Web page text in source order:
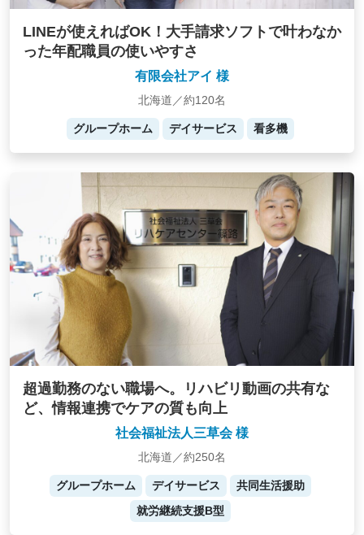
LINEが使えればOK！大手請求ソフトで叶わなか
った年配職員の使いやすさ
有限会社アイ 様
北海道／約120名
グループホーム デイサービス 看多機
超過勤務のない職場へ。リハビリ動画の共有な
ど、情報連携でケアの質も向上
社会福祉法人三草会 様
北海道／約250名
グループホーム デイサービス
共同生活援助
就労継続支援B型